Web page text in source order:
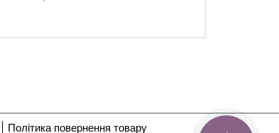
Політика повернення товару